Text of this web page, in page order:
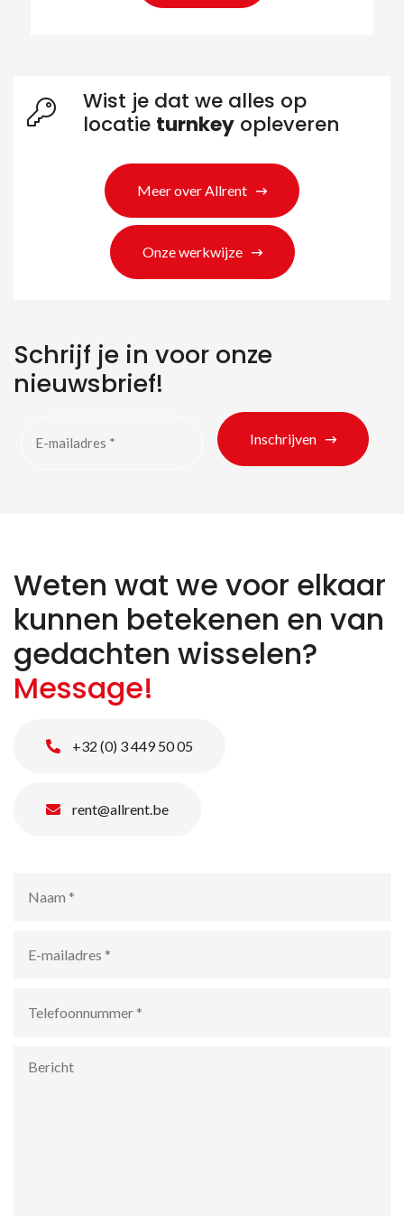
Wist je dat we alles op
locatie turnkey opleveren
Meer over Allrent
Onze werkwijze
Schrijf je in voor onze
nieuwsbrief!
Inschrijven
Weten wat we voor elkaar
kunnen betekenen en van
gedachten wisselen?
Message!
+32 (0) 3 449 50 05
rent@allrent.be
mailadres *